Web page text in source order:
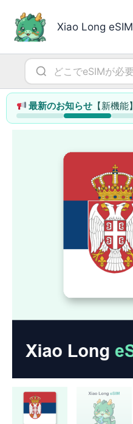
プ
Xiao Long eSIM
最新のお知らせ